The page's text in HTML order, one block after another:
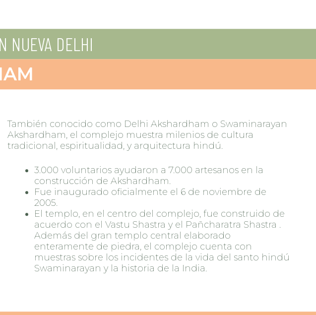
NUEVA DELHI
También conocido como Delhi Akshardham o Swaminarayan
Akshardham, el complejo muestra milenios de cultura
tradicional, espiritualidad, y arquitectura hindú.
3.000 voluntarios ayudaron a 7.000 artesanos en la
construcción de Akshardham.
Fue inaugurado oficialmente el 6 de noviembre de
2005.
El templo, en el centro del complejo, fue construido de
acuerdo con el Vastu Shastra y el Pañcharatra Shastra .
Además del gran templo central elaborado
enteramente de piedra, el complejo cuenta con
muestras sobre los incidentes de la vida del santo hindú
Swaminarayan y la historia de la India.